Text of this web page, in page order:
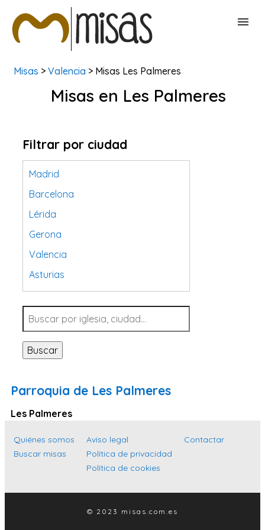
BUSCAR MISAS
Misas > Valencia > Misas Les Palmeres
Misas en Les Palmeres
Filtrar por ciudad
Madrid
Barcelona
Lérida
Gerona
Valencia
Asturias
Tarragona
Navarra
Valladolid
Sevilla
Santa Cruz de Tenerife
Cantabria
Islas Baleares
Las Palmas
Alicante
Buscar
Parroquia de Les Palmeres
Les Palmeres
Quiénes somos
Buscar misas
Aviso legal
Política de privacidad
Política de cookies
Contactar
© 2023 misas.com.es